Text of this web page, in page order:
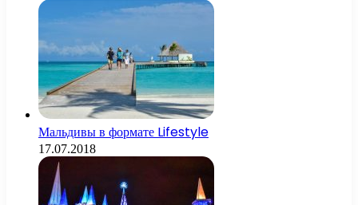
Мальдивы в формате Lifestyle
17.07.2018